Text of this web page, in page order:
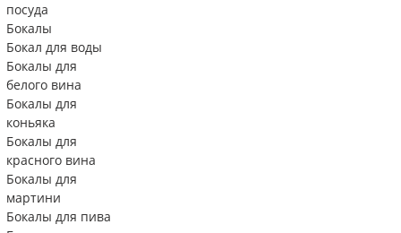
посуда
Бокалы
Бокал для воды
Бокалы для
белого вина
Бокалы для
коньяка
Бокалы для
красного вина
Бокалы для
мартини
Бокалы для пива